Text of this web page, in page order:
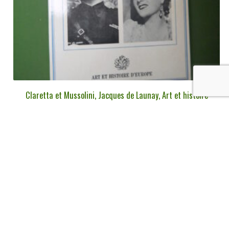
Claretta et Mussolini, Jacques de Launay, Art et histoire